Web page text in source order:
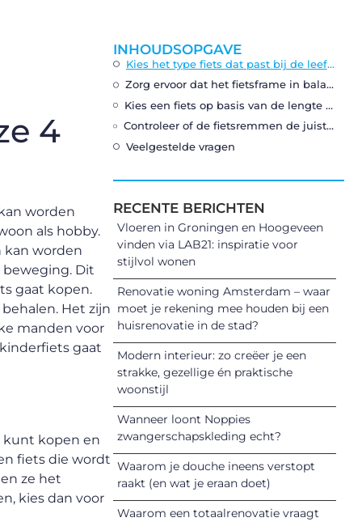
4
worden
als hobby.
kan worden
Dit
gaat kopen.
Het zijn
manden voor
gaat
kunt kopen en
fiets die wordt
ze het
kies dan voor
INHOUDSOPGAVE
Kies het type fiets dat past bij de leeftijd
Zorg ervoor dat het fietsframe in balans is
Kies een fiets op basis van de lengte van het kind
Controleer of de fietsremmen de juiste veiligheidsnormen hebben
Veelgestelde vragen
RECENTE BERICHTEN
Vloeren in Groningen en Hoogeveen
vinden via LAB21: inspiratie voor
stijlvol wonen
Renovatie woning Amsterdam – waar
moet je rekening mee houden bij een
huisrenovatie in de stad?
Modern interieur: zo creëer je een
strakke, gezellige én praktische
woonstijl
Wanneer loont Noppies
zwangerschapskleding echt?
Waarom je douche ineens verstopt
raakt (en wat je eraan doet)
Waarom een totaalrenovatie vraagt